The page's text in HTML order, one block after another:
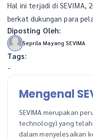
Hal ini terjadi di SEVIMA,
berkat dukungan para
Diposting Oleh:
Seprila Mayang SEVIMA
Tags:
-
Mengenal
SEVIMA merupakan
technology) yang
dalam menyelesaikan